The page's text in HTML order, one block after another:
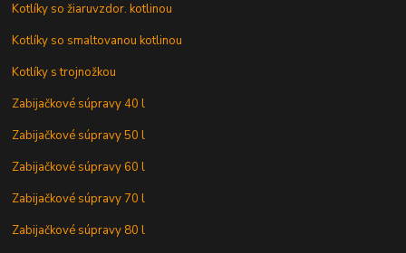
Kotlíky so žiaruvzdor. kotlinou
Kotlíky so smaltovanou kotlinou
Kotlíky s trojnožkou
Zabijačkové súpravy 40 l
Zabijačkové súpravy 50 l
Zabijačkové súpravy 60 l
Zabijačkové súpravy 70 l
Zabijačkové súpravy 80 l